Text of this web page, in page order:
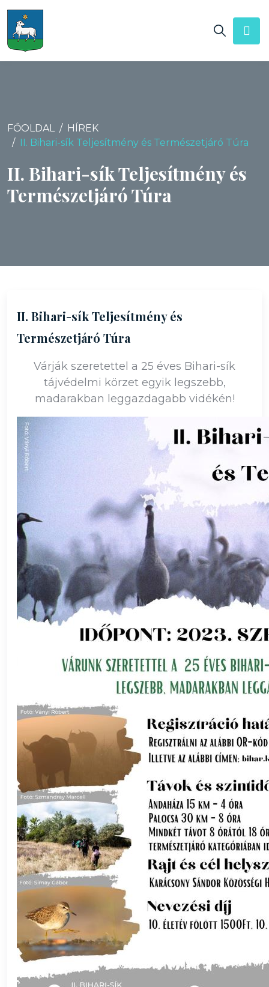
FŐOLDAL
HÍREK
II. Bihari-sík Teljesítmény és Természetjáró Túra
II. Bihari-sík Teljesítmény és
Természetjáró Túra
II. Bihari-sík Teljesítmény és
Természetjáró Túra
Várják szeretettel a 25 éves Bihari-sík
tájvédelmi körzet egyik legszebb,
madarakban leggazdagabb vidékén!